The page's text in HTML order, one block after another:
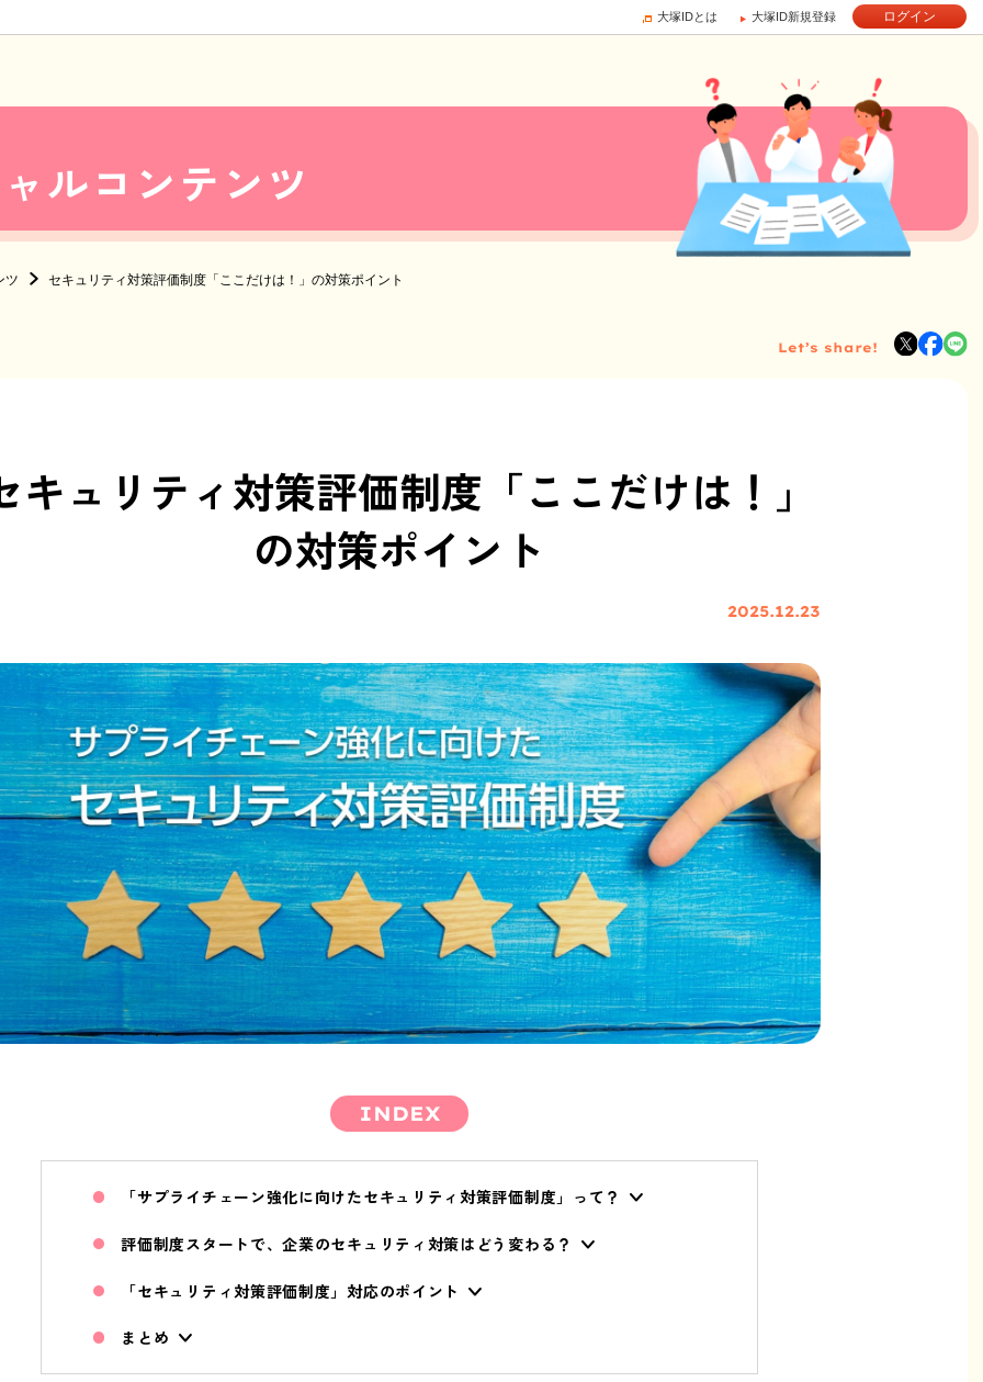
大塚IDとは 大塚ID新規登録 ログイン
ルコンテンツ
ツ セキュリティ対策評価制度「ここだけは！」の対策ポイント
Let’s share!
キュリティ対策評価制度「ここだけは！」
の対策ポイント
2025.12.23
INDEX
「サプライチェーン強化に向けたセキュリティ対策評価制度」って？
評価制度スタートで、企業のセキュリティ対策はどう変わる？
「セキュリティ対策評価制度」対応のポイント
まとめ